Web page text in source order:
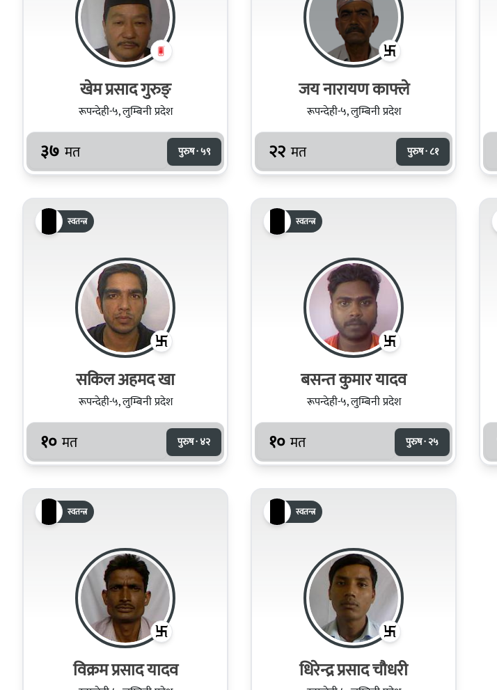
खेम प्रसाद गुरुङ्
रूपन्देही-५, लुम्बिनी प्रदेश
३७ मत पुरुष · ५९
जय नारायण काफ्ले
रूपन्देही-५, लुम्बिनी प्रदेश
२२ मत पुरुष · ८१
स्वतन्त्र
सकिल अहमद खा
रूपन्देही-५, लुम्बिनी प्रदेश
१० मत पुरुष · ४२
स्वतन्त्र
बसन्त कुमार यादव
रूपन्देही-५, लुम्बिनी प्रदेश
१० मत पुरुष · २५
स्वतन्त्र
विक्रम प्रसाद यादव
स्वतन्त्र
धिरेन्द्र प्रसाद चौधरी